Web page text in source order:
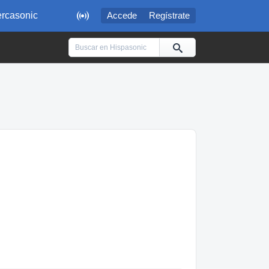
 Accede Regístrate